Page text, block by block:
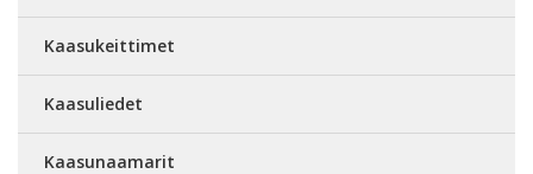
Kaasukeittimet
Kaasuliedet
Kaasunaamarit